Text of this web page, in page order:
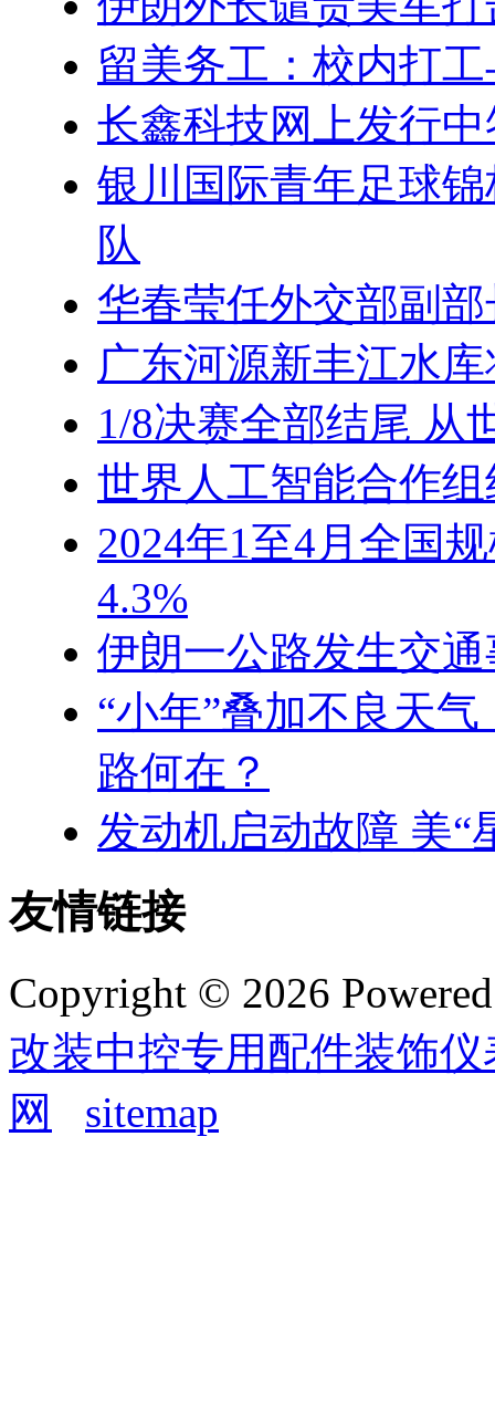
留美务工：校内打
长鑫科技网上发行
银川国际青年足球
队
华春莹任外交部副部
广东河源新丰江水
1/8决赛全部结尾 从
世界人工智能合作
2024年1至4月全国
4.3%
伊朗一公路发生交
“小年”叠加不良天
路何在？
发动机启动故障 美“
友情链接
Copyright © 2026
改装中控专用配件装饰
网
sitemap